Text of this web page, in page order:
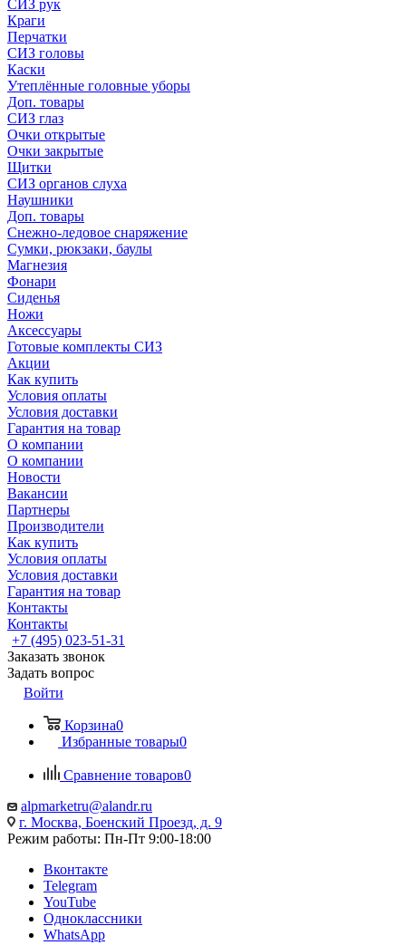
СИЗ рук
Краги
Перчатки
СИЗ головы
Каски
Утеплённые головные уборы
Доп. товары
СИЗ глаз
Очки открытые
Очки закрытые
Щитки
СИЗ органов слуха
Наушники
Доп. товары
Снежно-ледовое снаряжение
Сумки, рюкзаки, баулы
Магнезия
Фонари
Сиденья
Ножи
Аксессуары
Готовые комплекты СИЗ
Акции
Как купить
Условия оплаты
Условия доставки
Гарантия на товар
О компании
О компании
Новости
Вакансии
Партнеры
Производители
Как купить
Условия оплаты
Условия доставки
Гарантия на товар
Контакты
Контакты
+7 (495) 023-51-31
Заказать звонок
Задать вопрос
Войти
Корзина0
Избранные товары0
Сравнение товаров0
alpmarketru@alandr.ru
г. Москва, Боенский Проезд, д. 9
Режим работы: Пн-Пт 9:00-18:00
Вконтакте
Telegram
YouTube
Одноклассники
WhatsApp